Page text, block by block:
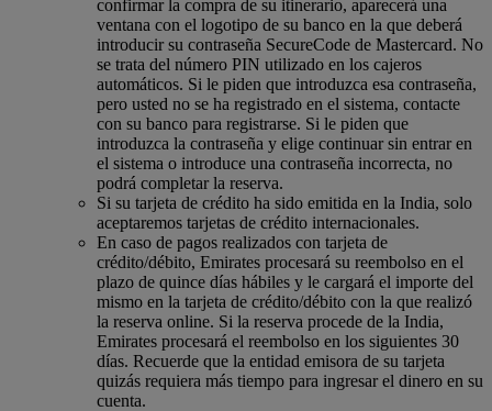
confirmar la compra de su itinerario, aparecerá una
ventana con el logotipo de su banco en la que deberá
introducir su contraseña SecureCode de Mastercard. No
se trata del número PIN utilizado en los cajeros
automáticos. Si le piden que introduzca esa contraseña,
pero usted no se ha registrado en el sistema, contacte
con su banco para registrarse. Si le piden que
introduzca la contraseña y elige continuar sin entrar en
el sistema o introduce una contraseña incorrecta, no
podrá completar la reserva.
Si su tarjeta de crédito ha sido emitida en la India, solo
aceptaremos tarjetas de crédito internacionales.
En caso de pagos realizados con tarjeta de
crédito/débito, Emirates procesará su reembolso en el
plazo de quince días hábiles y le cargará el importe del
mismo en la tarjeta de crédito/débito con la que realizó
la reserva online. Si la reserva procede de la India,
Emirates procesará el reembolso en los siguientes 30
días. Recuerde que la entidad emisora de su tarjeta
quizás requiera más tiempo para ingresar el dinero en su
cuenta.